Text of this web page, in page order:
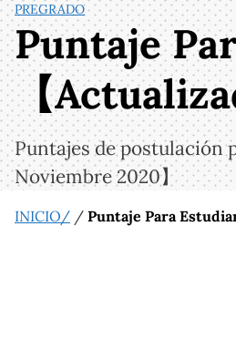
PREGRADO
Puntaje
【
Puntajes de postulación
Noviembre 2020】
INICIO/ / Puntaje Para